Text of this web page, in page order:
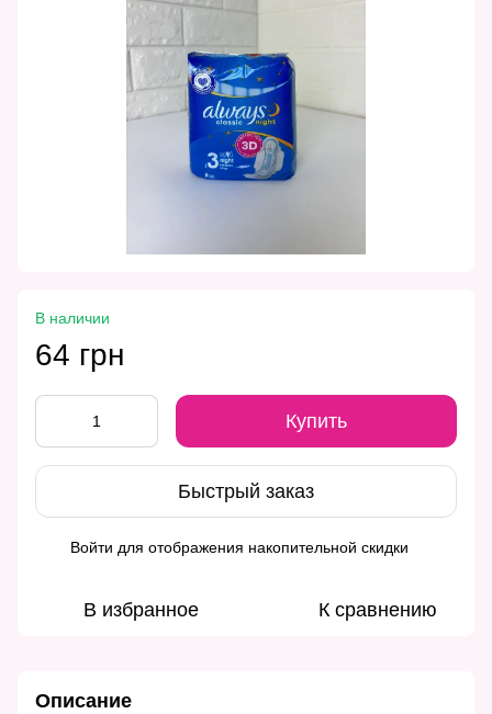
В наличии
64 грн
Купить
Быстрый заказ
Войти для отображения накопительной скидки
В избранное К сравнению
Описание